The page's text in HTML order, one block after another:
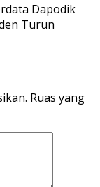
Dapodik
Turun
Ruas yang